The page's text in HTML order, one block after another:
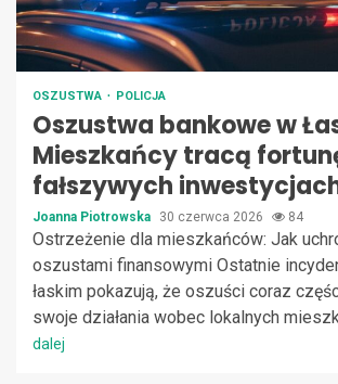
OSZUSTWA POLICJA
Oszustwa bankowe w
Mieszkańcy tracą
fałszywych
Joanna Piotrowska 30 czerwca 2026 84
Ostrzeżenie dla mieszkańców: Jak
oszustami finansowymi Ostatnie
łaskim pokazują, że oszuści coraz
swoje działania wobec lokalnych
dalej